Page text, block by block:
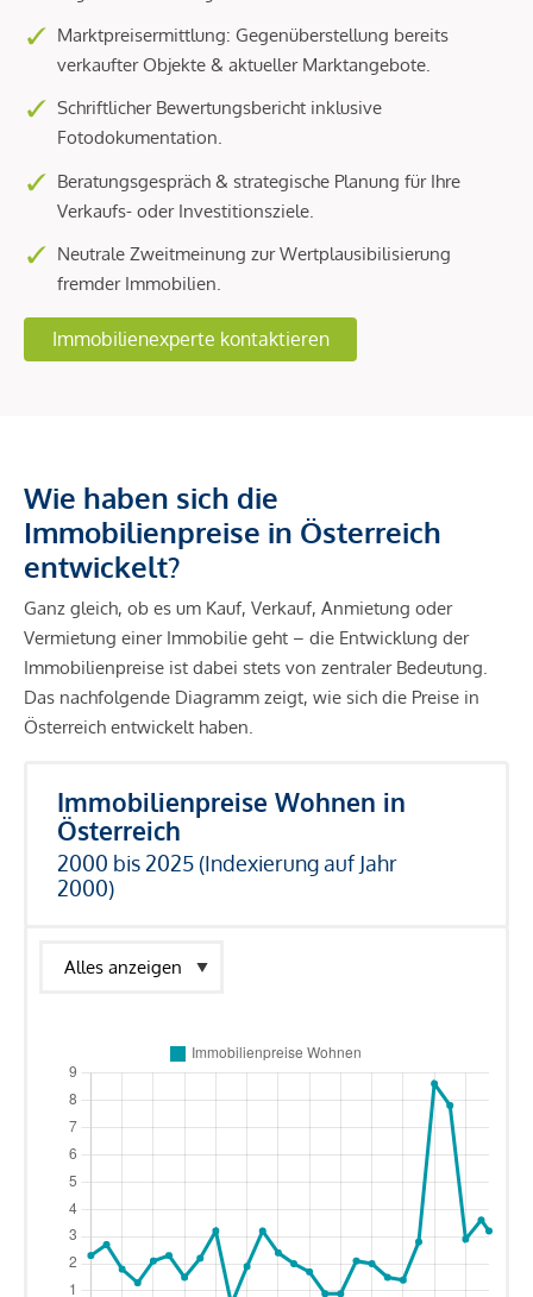
Marktpreisermittlung: Gegenüberstellung bereits
verkaufter Objekte & aktueller Marktangebote.
Schriftlicher Bewertungsbericht inklusive
Fotodokumentation.
Beratungsgespräch & strategische Planung für Ihre
Verkaufs- oder Investitionsziele.
Neutrale Zweitmeinung zur Wertplausibilisierung
fremder Immobilien.
Immobilienexperte kontaktieren
Wie haben sich die
Immobilienpreise in Österreich
entwickelt?
Ganz gleich, ob es um Kauf, Verkauf, Anmietung oder
Vermietung einer Immobilie geht – die Entwicklung der
Immobilienpreise ist dabei stets von zentraler Bedeutung.
Das nachfolgende Diagramm zeigt, wie sich die Preise in
Österreich entwickelt haben.
Immobilienpreise Wohnen in
Österreich
2000 bis 2025 (Indexierung auf Jahr
2000)